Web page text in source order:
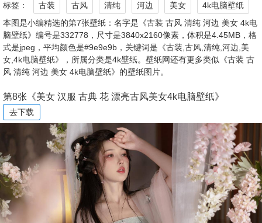
标签： 古装 古风 清纯 河边 美女
4k电脑壁纸
本图是小编精选的第7张壁纸：名字是《古装 古风 清纯 河边 美女 4k电
脑壁纸》编号是332778，尺寸是3840x2160像素，体积是4.45MB，格
式是jpeg，平均颜色是#9e9e9b，关键词是《古装,古风,清纯,河边,美
女,4k电脑壁纸》，所属分类是4k壁纸。壁纸网还有更多类似《古装 古
风 清纯 河边 美女 4k电脑壁纸》的壁纸图片。
第8张《美女 汉服 古典 花 漂亮古风美女4k电脑壁纸》
去下载